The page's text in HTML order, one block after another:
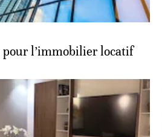
pour l’immobilier locatif